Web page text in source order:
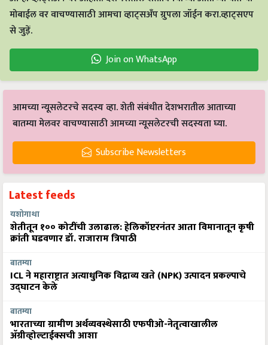
मोबाईल वर वाचण्यासाठी आमचा व्हाट्सअँप ग्रुपला जॉईन करा.व्हाट्सएप
से जुड़ें.
Join on WhatsApp
आमच्या न्यूसलेटरचे सदस्य व्हा. शेती संबंधीत देशभरातील आताच्या
बातम्या मेलवर वाचण्यासाठी आमच्या न्यूसलेटरची सदस्यता घ्या.
Subscribe Newsletters
Latest feeds
यशोगाथा
शेतीतून १०० कोटींची उलाढाल: हेलिकॉप्टरनंतर आता विमानातून कृषी
क्रांती घडवणार डॉ. राजाराम त्रिपाठी
बातम्या
ICL ने महाराष्ट्रात अत्याधुनिक विद्राव्य खते (NPK) उत्पादन प्रकल्पाचे
उद्घाटन केले
बातम्या
भारताच्या ग्रामीण अर्थव्यवस्थेसाठी एफपीओ-नेतृत्वाखालील
अ‍ॅग्रीव्होल्टाईक्सची आशा